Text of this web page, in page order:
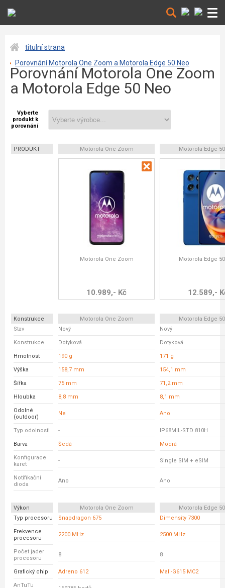
titulní strana
Porovnání Motorola One Zoom a Motorola Edge 50 Neo
Porovnání Motorola One Zoom
a Motorola Edge 50 Neo
Vyberte
produkt k
porovnání
PRODUKT Motorola One Zoom Motorola Edge
Motorola One Zoom
10.989,- Kč
Motorola Edge
12.589,-
Konstrukce Motorola One Zoom
Motorola Edge
Stav
Nový Nový
Konstrukce Dotyková Dotyková
Hmotnost 190 g 171 g
Výška 158,7 mm 154,1 mm
Šířka 75 mm 71,2 mm
Hloubka 8,8 mm 8,1 mm
Odolné
(outdoor)
Ne Ano
Typ odolnosti - IP68MIL-STD 810H
Barva Šedá Modrá
Konfigurace
karet
- Single SIM + eSIM
Notifikační
dioda
Ano Ano
Výkon Motorola One Zoom
Motorola Edge
Typ procesoru
Snapdragon 675 Dimensity 7300
Frekvence
procesoru
2200 MHz 2500 MHz
Počet jader
procesoru
8 8
Grafický chip Adreno 612 Mali-G615 MC2
AnTuTu